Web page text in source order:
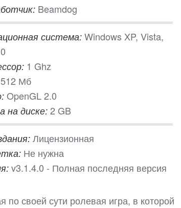
Beamdog
система: Windows XP, Vista,
1 Ghz
512 Мб
OpenGL 2.0
на диске: 2 GB
Лицензионная
Не нужна
v3.1.4.0 - Полная последняя версия
своей сути ролевая игра, в которой